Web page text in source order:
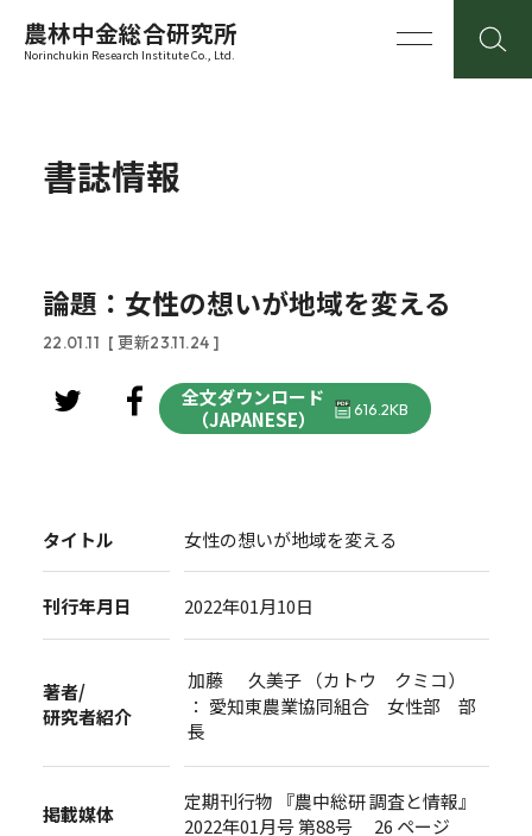
農林中金総合研究所
Norinchukin Research Institute Co., Ltd.
書誌情報
論題：女性の想いが地域を変える
22.01.11 [ 更新23.11.24 ]
全文ダウンロード
（JAPANESE）
616.2KB
タイトル 女性の想いが地域を変える
刊行年月日 2022年01月10日
著者/
研究者紹介
加藤 久美子 （カトウ クミコ）
： 愛知東農業協同組合 女性部 部
長
掲載媒体
定期刊行物 『農中総研 調査と情報』
2022年01月号 第88号 26 ページ